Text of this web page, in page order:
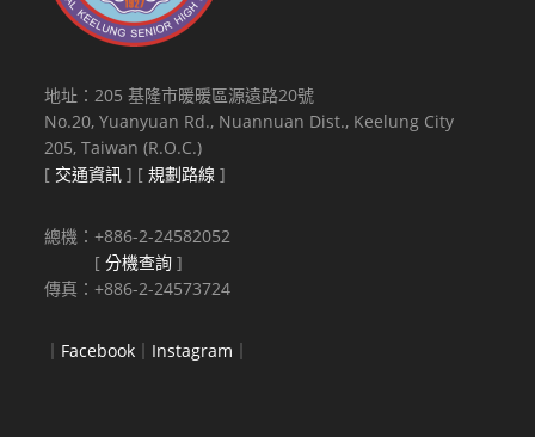
地址：205 基隆市暖暖區源遠路20號
No.20, Yuanyuan Rd., Nuannuan Dist., Keelung City
205, Taiwan (R.O.C.)
[ 交通資訊 ] [規劃路線 ]
總機：+886-2-24582052
[分機查詢 ]
傳真：+886-2-24573724
｜ Facebook ｜ Instagram ｜